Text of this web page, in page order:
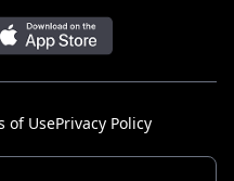
of UsePrivacy Policy